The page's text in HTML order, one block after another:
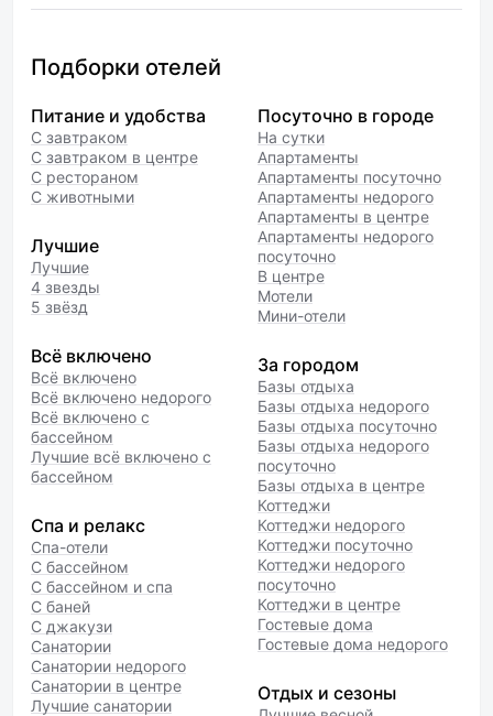
Подборки отелей
Питание и удобства
С завтраком
С завтраком в центре
С рестораном
С животными
Лучшие
Лучшие
4 звезды
5 звёзд
Всё включено
Всё включено
Всё включено недорого
Всё включено с
бассейном
Лучшие всё включено с
бассейном
Спа и релакс
Спа-отели
С бассейном
С бассейном и спа
С баней
С джакузи
Санатории
Санатории недорого
Санатории в центре
Лучшие санатории
Посуточно в городе
На сутки
Апартаменты
Апартаменты посуточно
Апартаменты недорого
Апартаменты в центре
Апартаменты недорого
посуточно
В центре
Мотели
Мини-отели
За городом
Базы отдыха
Базы отдыха недорого
Базы отдыха посуточно
Базы отдыха недорого
посуточно
Базы отдыха в центре
Коттеджи
Коттеджи недорого
Коттеджи посуточно
Коттеджи недорого
посуточно
Коттеджи в центре
Гостевые дома
Гостевые дома недорого
Отдых и сезоны